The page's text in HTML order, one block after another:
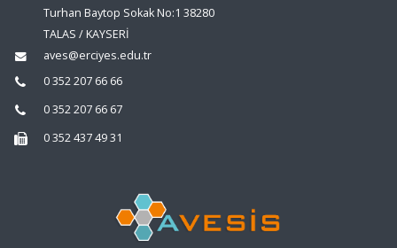
Turhan Baytop Sokak No:1 38280
TALAS / KAYSERİ
aves@erciyes.edu.tr
0 352 207 66 66
0 352 207 66 67
0 352 437 49 31